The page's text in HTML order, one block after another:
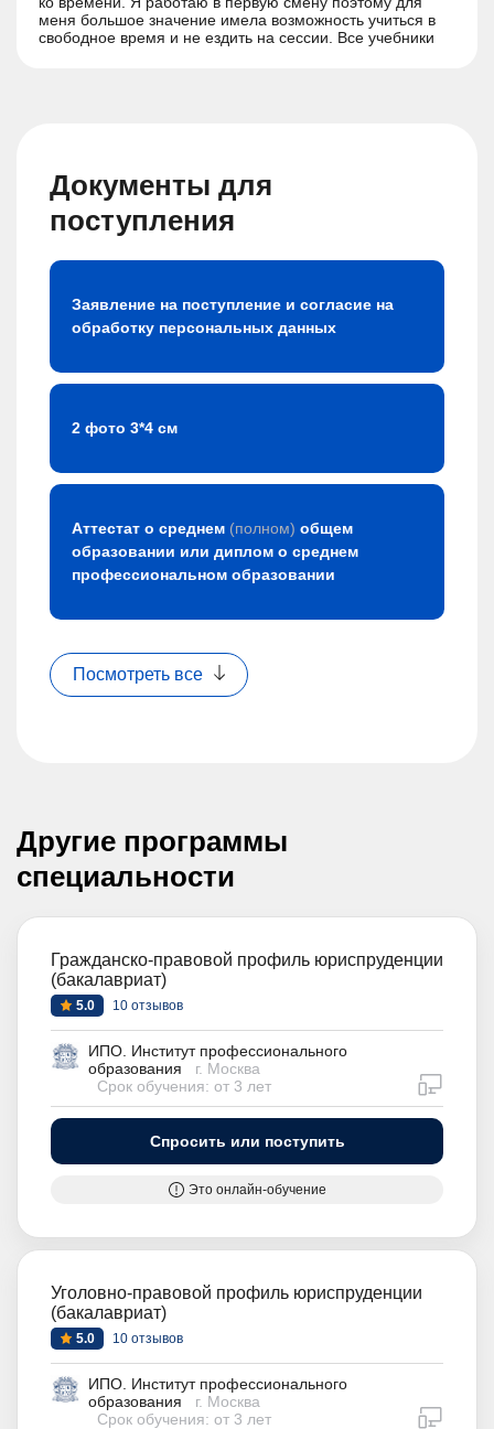
меня большое значение имела возможность учиться в
свободное время и не ездить на сессии. Все учебники
выкладывали на сайте в эл.виде, курсовые работы и
практики и диплом сдавали обычно на бумаге. По
окончании обучения были госэкзамены, сдавали очно
госкомиссии по билетам, диплом также защищается
учебники из библиотеки вуза бесплатно, также каждый
постоянное пользование, есть еще эл.библиотека - там
много учебников по разным дисциплинам. В общем
меня такая форма обучения устроила, единственное в
самостоятельно, разбираться в заданиях и выполнять
их, методисты и преподаватели конечно помогают,
усидчивость и самодисциплина. А так рекомендую -
образование, особенно для тех кто не имеет
возможности ходить на сессии, отпрашиваться с
работы......
Документы для
поступления
Заявление на поступление и согласие на
обработку персональных данных
2 фото 3*4 см
Аттестат о среднем (полном) общем
образовании или диплом о среднем
профессиональном образовании
Посмотреть все
Другие программы
специальности
Гражданско-правовой профиль юриспруденции
(бакалавриат)
5.0 10 отзывов
ИПО. Институт профессионального
образования
г. Москва
Срок обучения: от 3 лет
Спросить или поступить
Это онлайн-обучение
Уголовно-правовой профиль юриспруденции
(бакалавриат)
5.0 10 отзывов
ИПО. Институт профессионального
образования
г. Москва
Срок обучения: от 3 лет